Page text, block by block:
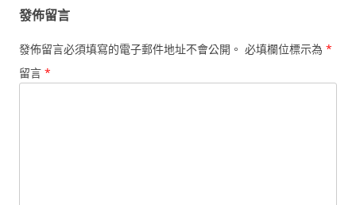
發佈留言
發佈留言必須填寫的電子郵件地址不會公開。 必填欄位標示為 *
留言 *